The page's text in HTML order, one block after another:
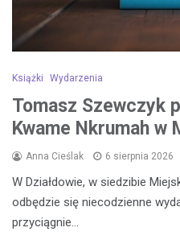
Książki Wydarzenia
Tomasz Szewczyk
Kwame Nkrumah w
Anna Cieślak 6 sierpnia 2026
W Działdowie, w siedzibie
odbędzie się niecodzienne
przyciągnie…